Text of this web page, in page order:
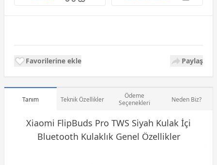
Favorilerine ekle Paylaş
Tanım Teknik Özellikler
Ödeme
Seçenekleri
Neden Biz?
Xiaomi FlipBuds Pro TWS Siyah Kulak İçi
Bluetooth KulaklıkGenel Özellikler